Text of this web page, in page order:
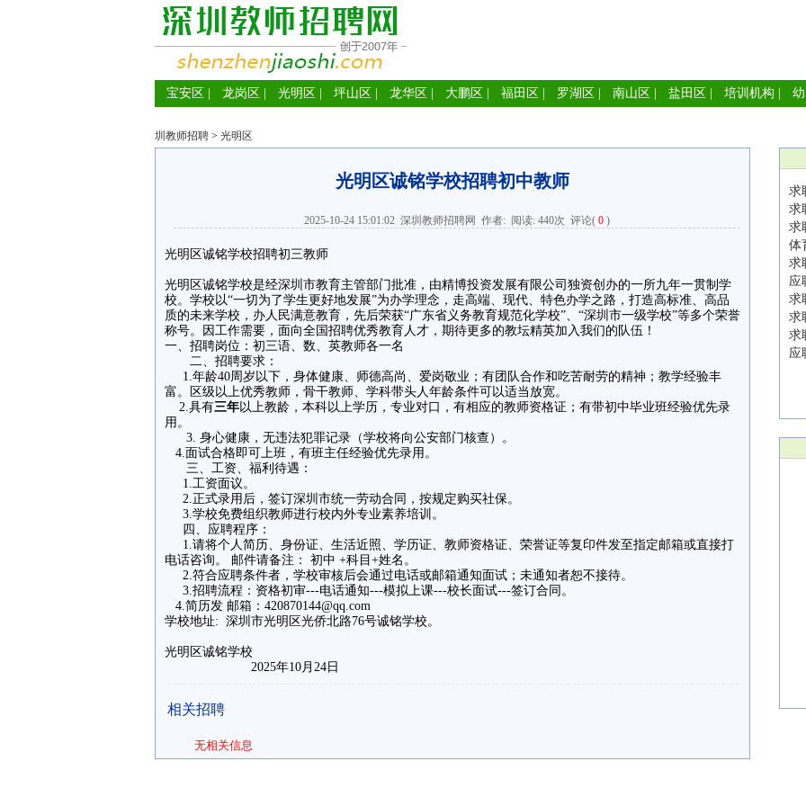
宝安区 龙岗区 光明区 坪山区 龙华区 大鹏区 福田区 罗湖区 南山区 盐田区 培训机构
圳教师招聘 > 光明区
光明区诚铭学校招聘初中教师
2025-10-24 15:01:02 深圳教师招聘网 作者: 阅读: 440次 评论( 0 )
光明区诚铭学校招聘初三教师
光明区诚铭学校是经深圳市教育主管部门批准，由精博投资发展有限公司独资创办的一所九年一贯制学
校。学校以“一切为了学生更好地发展”为办学理念，走高端、现代、特色办学之路，打造高标准、高品
质的未来学校，办人民满意教育，先后荣获“广东省义务教育规范化学校”、“深圳市一级学校”等多个荣誉
称号。因工作需要，面向全国招聘优秀教育人才，期待更多的教坛精英加入我们的队伍！
一、招聘岗位：初三语、数、英教师各一名
二、招聘要求：
1.年龄40周岁以下，身体健康、师德高尚、爱岗敬业；有团队合作和吃苦耐劳的精神；教学经验丰
富。区级以上优秀教师，骨干教师、学科带头人年龄条件可以适当放宽。
2.具有三年以上教龄，本科以上学历，专业对口，有相应的教师资格证；有带初中毕业班经验优先录
用。
3. 身心健康，无违法犯罪记录（学校将向公安部门核查）。
4.面试合格即可上班，有班主任经验优先录用。
三、工资、福利待遇：
1.工资面议。
2.正式录用后，签订深圳市统一劳动合同，按规定购买社保。
3.学校免费组织教师进行校内外专业素养培训。
四、应聘程序：
1.请将个人简历、身份证、生活近照、学历证、教师资格证、荣誉证等复印件发至指定邮箱或直接打
电话咨询。 邮件请备注： 初中 +科目+姓名。
2.符合应聘条件者，学校审核后会通过电话或邮箱通知面试；未通知者恕不接待。
3.招聘流程：资格初审---电话通知---模拟上课---校长面试---签订合同。
4.简历发 邮箱：420870144@qq.com
学校地址: 深圳市光明区光侨北路76号诚铭学校。
光明区诚铭学校
2025年10月24日
相关招聘
无相关信息
求
求
求
体
求
应
求
求
求
应